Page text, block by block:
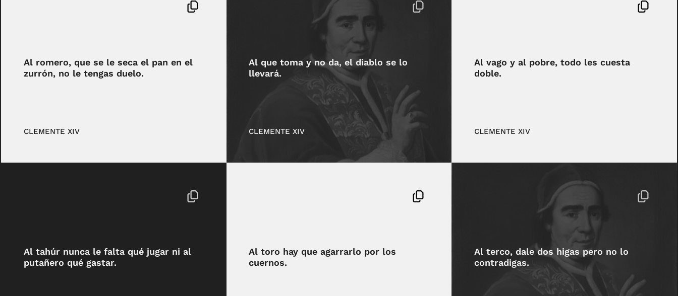
Al romero, que se le seca el pan en el
zurrón, no le tengas duelo.
CLEMENTE XIV
Al que toma y no da, el diablo se lo
llevará.
CLEMENTE XIV
Al vago y al pobre, todo les cuesta
doble.
CLEMENTE XIV
Al tahúr nunca le falta qué jugar ni al
putañero qué gastar.
Al toro hay que agarrarlo por los
cuernos.
Al terco, dale dos higas pero no lo
contradigas.